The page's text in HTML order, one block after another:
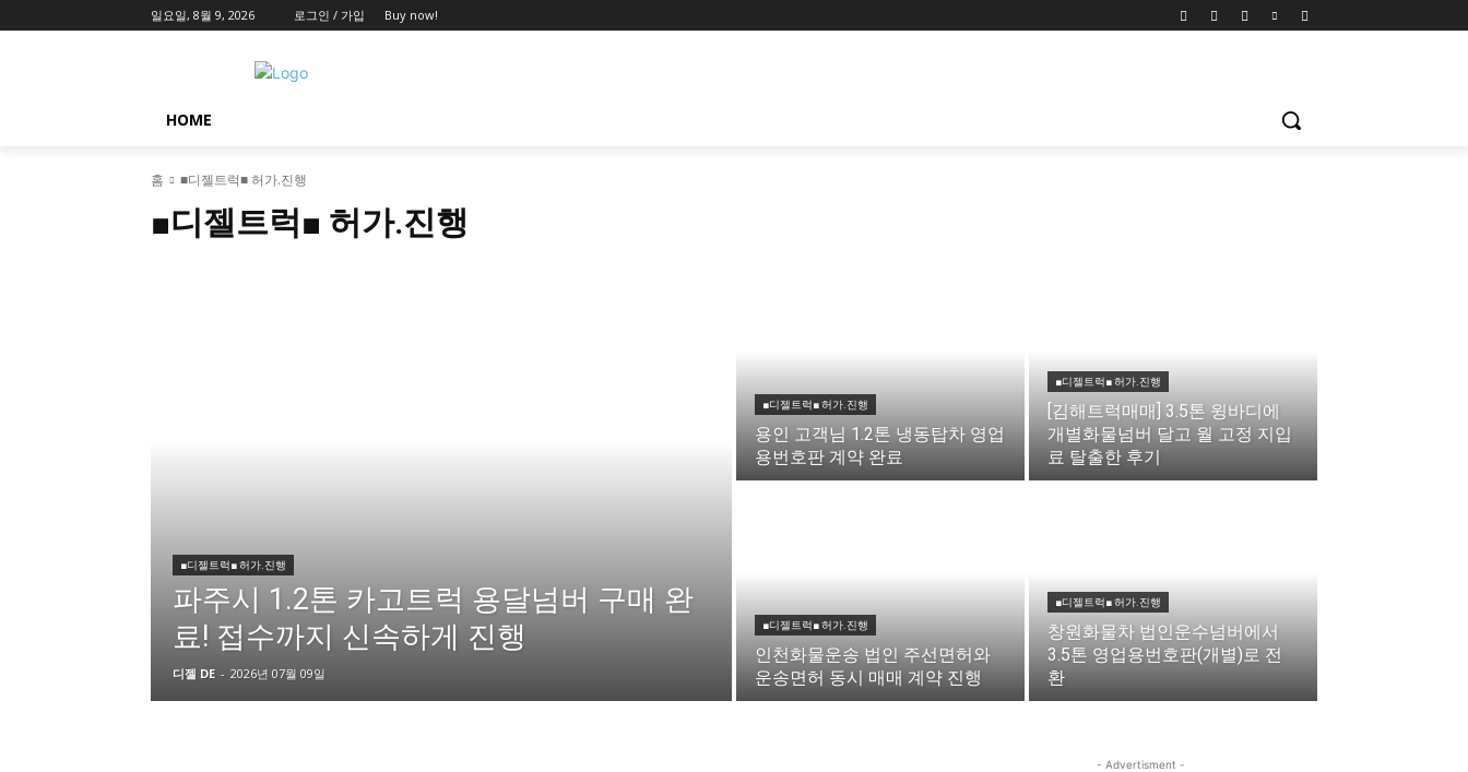
일요일, 8월 9, 2026 로그인 / 가입 Buy now!
HOME
홈 ■디젤트럭■ 허가.진행
■디젤트럭■ 허가.진행
■디젤트럭■ 허가.진행
파주시 1.2톤 카고트럭 용달넘버 구매 완
료! 접수까지 신속하게 진행
디젤 DE - 2026년 07월 09일
■디젤트럭■ 허가.진행
용인 고객님 1.2톤 냉동탑차 영업
용번호판 계약 완료
■디젤트럭■ 허가.진행
[김해트럭매매] 3.5톤 윙바디에
개별화물넘버 달고 월 고정 지입
료 탈출한 후기
■디젤트럭■ 허가.진행
인천화물운송 법인 주선면허와
운송면허 동시 매매 계약 진행
■디젤트럭■ 허가.진행
창원화물차 법인운수넘버에서
3.5톤 영업용번호판(개별)로 전
환
- Advertisment -